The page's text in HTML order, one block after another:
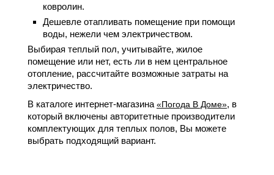
ковролин.
Дешевле отапливать помещение при помощи
воды, нежели чем электричеством.
Выбирая теплый пол, учитывайте, жилое
помещение или нет, есть ли в нем центральное
отопление, рассчитайте возможные затраты на
электричество.
В каталоге интернет-магазина «Погода В Доме», в
который включены авторитетные производители
комплектующих для теплых полов, Вы можете
выбрать подходящий вариант.